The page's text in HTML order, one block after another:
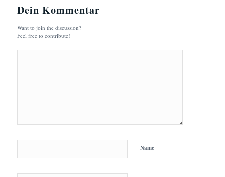
Dein Kommentar
Want to join the discussion?
Feel free to contribute!
Name